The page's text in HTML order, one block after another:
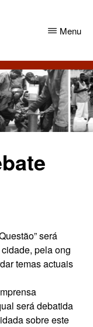
Menu
será
pela ong
temas actuais
será debatida
sobre este